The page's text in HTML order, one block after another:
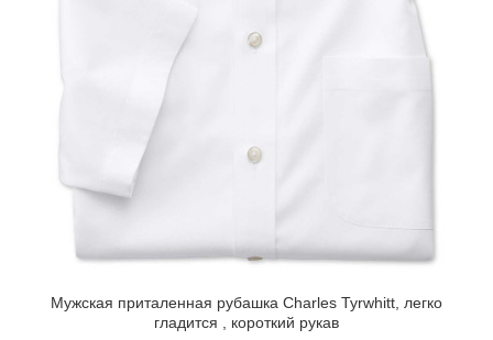
Мужская приталенная рубашка Charles Tyrwhitt, легко
гладится , короткий рукав